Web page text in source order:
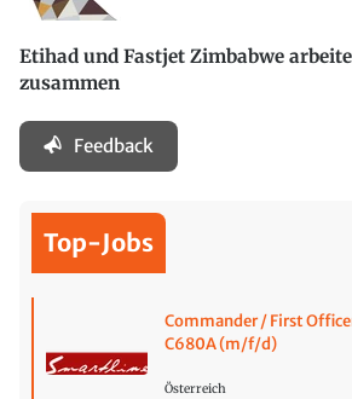
Etihad und Fastjet Zimbabwe
zusammen
Feedback
Top-Jobs
Commander / First
C680A (m/f/d)
Österreich